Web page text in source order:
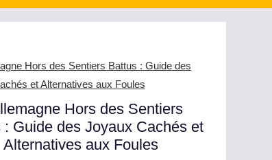
Hors des Sentiers
: Guide des Joyaux Cachés et
Alternatives aux Foules